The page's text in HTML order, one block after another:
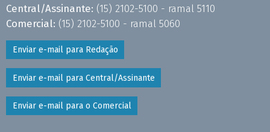
Central/Assinante: (15) 2102-5100 - ramal 5110
Comercial: (15) 2102-5100 - ramal 5060
Enviar e-mail para Redação
Enviar e-mail para Central/Assinante
Enviar e-mail para o Comercial